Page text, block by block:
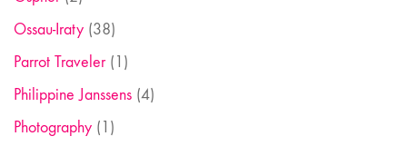
Ossau-Iraty (38)
Parrot Traveler(1)
Philippine Janssens (4)
Photography (1)